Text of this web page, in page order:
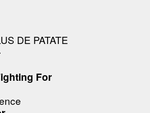
DE PATATE
For